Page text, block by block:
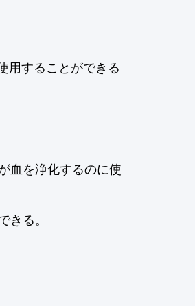
用することができる
血を浄化するのに使
きる。